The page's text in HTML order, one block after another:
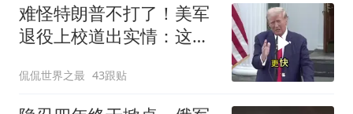
难怪特朗普不打了！美军
退役上校道出实情：这场
侃侃世界之最 43跟贴